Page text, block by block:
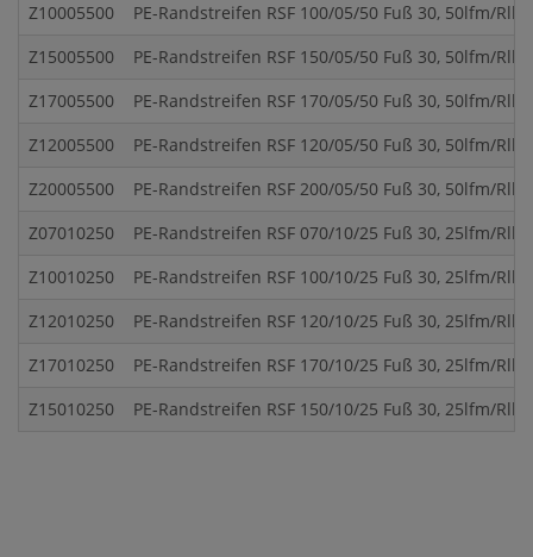
Z10005500
PE-Randstreifen RSF 100/05/50 Fuß 30, 50lfm/Rll,
Z15005500
PE-Randstreifen RSF 150/05/50 Fuß 30, 50lfm/Rll,
Z17005500
PE-Randstreifen RSF 170/05/50 Fuß 30, 50lfm/Rll,
Z12005500
PE-Randstreifen RSF 120/05/50 Fuß 30, 50lfm/Rll,
Z20005500
PE-Randstreifen RSF 200/05/50 Fuß 30, 50lfm/Rll,
Z07010250
PE-Randstreifen RSF 070/10/25 Fuß 30, 25lfm/Rll,
Z10010250
PE-Randstreifen RSF 100/10/25 Fuß 30, 25lfm/Rll,
Z12010250
PE-Randstreifen RSF 120/10/25 Fuß 30, 25lfm/Rll,
Z17010250
PE-Randstreifen RSF 170/10/25 Fuß 30, 25lfm/Rll,
Z15010250
PE-Randstreifen RSF 150/10/25 Fuß 30, 25lfm/Rll,